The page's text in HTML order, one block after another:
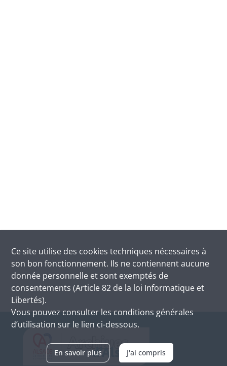
Ce site utilise des cookies techniques nécessaires à
son bon fonctionnement. Ils ne contiennent aucune
donnée personnelle et sont exemptés de
consentements (Article 82 de la loi Informatique et
Libertés).
Vous pouvez consulter les conditions générales
d’utilisation sur le lien ci-dessous.
En savoir plus J'ai compris